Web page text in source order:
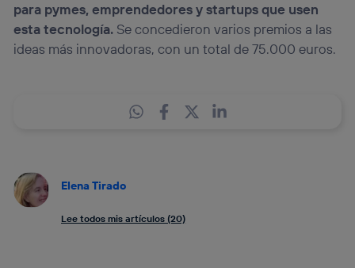
para pymes, emprendedores y startups que usen
esta tecnología. Se concedieron varios premios a las
ideas más innovadoras, con un total de 75.000 euros.
Elena Tirado
Lee todos mis artículos (20)